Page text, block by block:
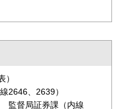
2646、2639）
証券課（内線